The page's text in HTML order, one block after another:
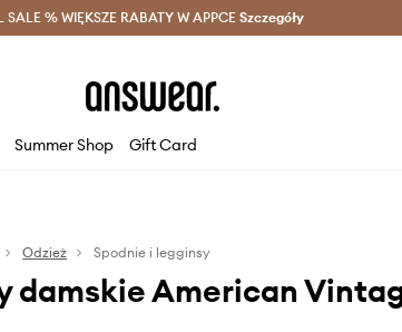
Club > Dostawa nawet w 24h >
SALE % WIĘKSZE RABATY W APPCESzczegóły
Summer Shop Gift Card
Odzież Spodnie i legginsy
damskie American